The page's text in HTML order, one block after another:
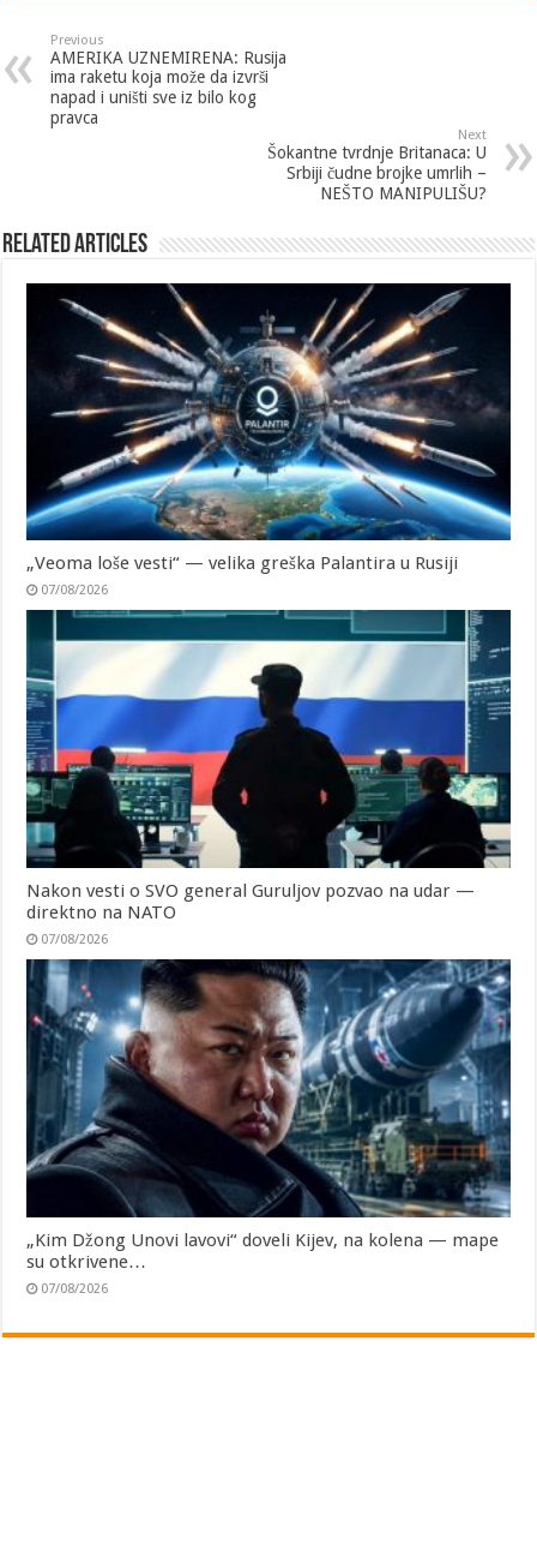
Previous
AMERIKA UZNEMIRENA: Rusija
ima raketu koja može da izvrši
napad i uništi sve iz bilo kog
pravca
Next
Šokantne tvrdnje Britanaca: U
Srbiji čudne brojke umrlih –
NEŠTO MANIPULIŠU?
Related Articles
„Veoma loše vesti“ — velika greška Palantira u Rusiji
07/08/2026
Nakon vesti o SVO general Guruljov pozvao na udar —
direktno na NATO
07/08/2026
„Kim Džong Unovi lavovi“ doveli Kijev, na kolena — mape
su otkrivene…
07/08/2026